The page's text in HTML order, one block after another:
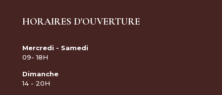
HORAIRES D'OUVERTURE
Mercredi - Samedi
09- 18H
Dimanche
14 - 20H